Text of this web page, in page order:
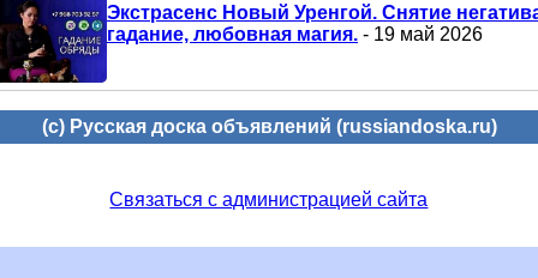
Экстрасенс Новый Уренгой. Снятие
гадание, любовная магия. - 19 май 2026
(c) Русская доска объявлений (russiandoska.ru)
Связаться с администрацией сайта